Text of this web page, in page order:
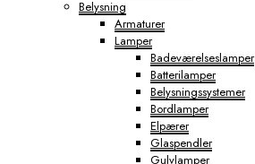
Belysning
Armaturer
Lamper
Badeværelseslamper
Batterilamper
Belysningssystemer
Bordlamper
Elpærer
Glaspendler
Gulvlamper